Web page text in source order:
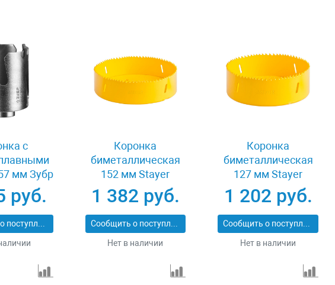
с
мм Зубр
57
руб.
Сообщить о поступлении
Коронка
биметаллическая
152 мм Stayer
PROFESSIONAL
29547-152
1 382 руб.
Сообщить о поступлении
Нет в наличии
Коронка
биметаллическая
127 мм Stayer
PROFESSIONAL
29547-127
1 202 руб.
Сообщить о поступлении
Нет в наличии